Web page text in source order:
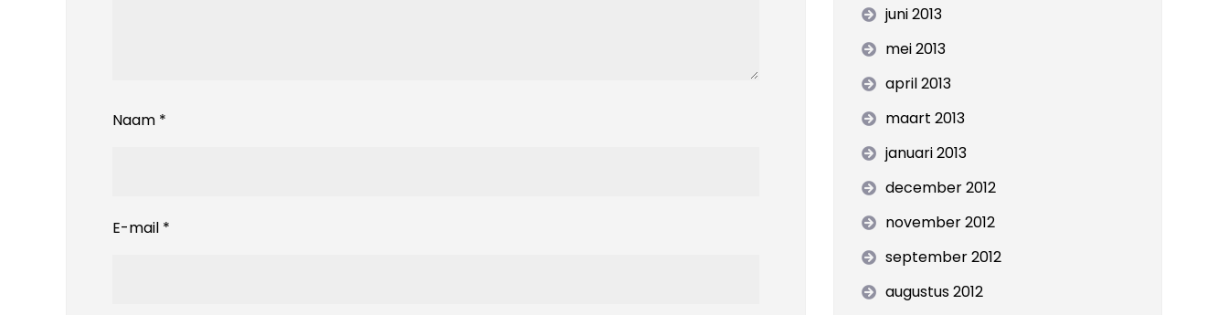
Naam *
E-mail *
juni 2013
mei 2013
april 2013
maart 2013
januari 2013
december 2012
november 2012
september 2012
augustus 2012